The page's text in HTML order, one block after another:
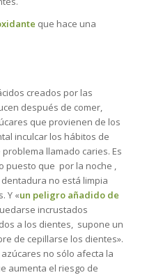
que hace una
creados por las
después de comer,
que provienen de los
inculcar los hábitos de
llamado caries. Es
puesto que por la noche ,
no está limpia
Y «un peligro añadido de
incrustados
a los dientes, supone un
de cepillarse los dientes».
no sólo afecta la
aumenta el riesgo de